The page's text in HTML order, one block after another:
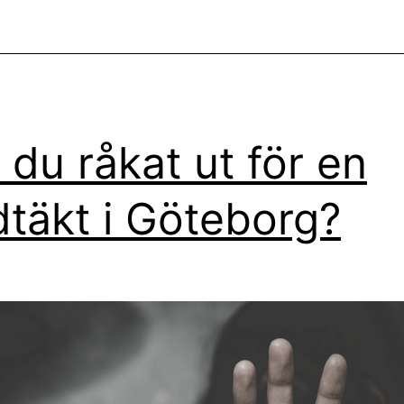
du råkat ut för en
i Göteborg?